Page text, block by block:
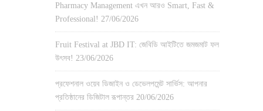
Pharmacy Management এখন আরও Smart, Fast &
Professional! 27/06/2026
Fruit Festival at JBD IT: জেবিডি আইটিতে জমজমাট ফল
উৎসব! 23/06/2026
প্রফেশনাল ওয়েব ডিজাইন ও ডেভেলপমেন্ট সার্ভিস: আপনার
প্রতিষ্ঠানের ডিজিটাল রূপান্তর 20/06/2026